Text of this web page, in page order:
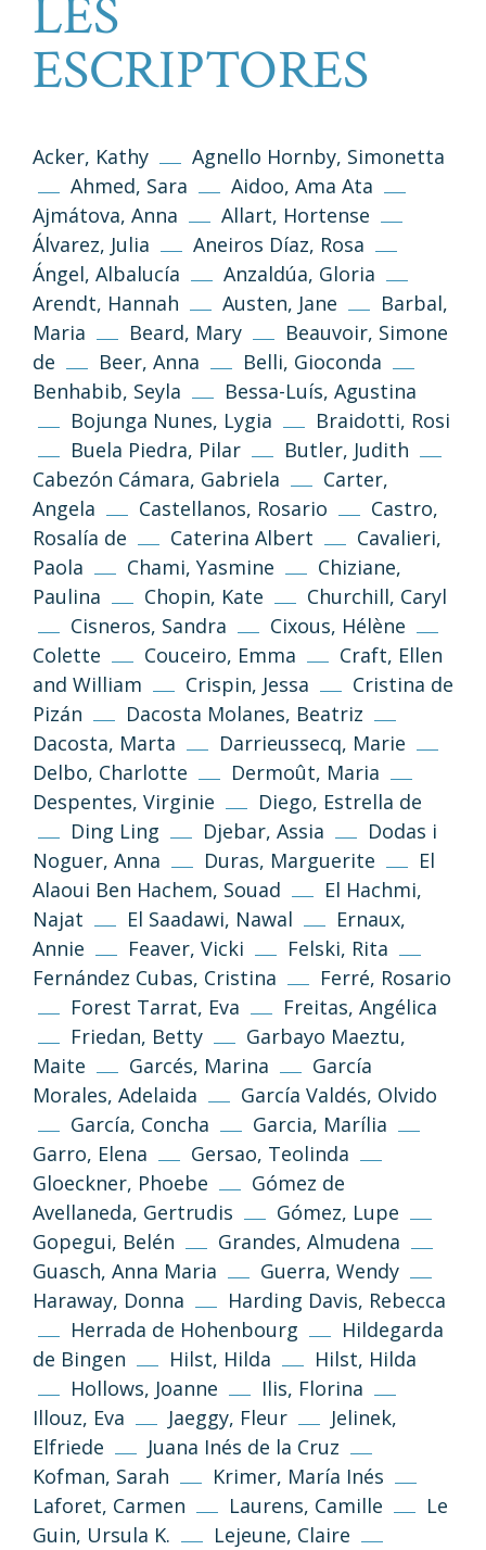
LES
ESCRIPTORES
Acker, Kathy
Agnello Hornby, Simonetta
Ahmed, Sara
Aidoo, Ama Ata
Ajmátova, Anna
Allart, Hortense
Álvarez, Julia
Aneiros Díaz, Rosa
Ángel, Albalucía
Anzaldúa, Gloria
Arendt, Hannah
Austen, Jane
Barbal,
Maria
Beard, Mary
Beauvoir, Simone
de
Beer, Anna
Belli, Gioconda
Benhabib, Seyla
Bessa-Luís, Agustina
Bojunga Nunes, Lygia
Braidotti, Rosi
Buela Piedra, Pilar
Butler, Judith
Cabezón Cámara, Gabriela
Carter,
Angela
Castellanos, Rosario
Castro,
Rosalía de
Caterina Albert
Cavalieri,
Paola
Chami, Yasmine
Chiziane,
Paulina
Chopin, Kate
Churchill, Caryl
Cisneros, Sandra
Cixous, Hélène
Colette
Couceiro, Emma
Craft, Ellen
and William
Crispin, Jessa
Cristina de
Pizán
Dacosta Molanes, Beatriz
Dacosta, Marta
Darrieussecq, Marie
Delbo, Charlotte
Dermoût, Maria
Despentes, Virginie
Diego, Estrella de
Ding Ling
Djebar, Assia
Dodas i
Noguer, Anna
Duras, Marguerite
El
Alaoui Ben Hachem, Souad
El Hachmi,
Najat
El Saadawi, Nawal
Ernaux,
Annie
Feaver, Vicki
Felski, Rita
Fernández Cubas, Cristina
Ferré, Rosario
Forest Tarrat, Eva
Freitas, Angélica
Friedan, Betty
Garbayo Maeztu,
Maite
Garcés, Marina
García
Morales, Adelaida
García Valdés, Olvido
García, Concha
Garcia, Marília
Garro, Elena
Gersao, Teolinda
Gloeckner, Phoebe
Gómez de
Avellaneda, Gertrudis
Gómez, Lupe
Gopegui, Belén
Grandes, Almudena
Guasch, Anna Maria
Guerra, Wendy
Haraway, Donna
Harding Davis, Rebecca
Herrada de Hohenbourg
Hildegarda
de Bingen
Hilst, Hilda
Hilst, Hilda
Hollows, Joanne
Ilis, Florina
Illouz, Eva
Jaeggy, Fleur
Jelinek,
Elfriede
Juana Inés de la Cruz
Kofman, Sarah
Krimer, María Inés
Laforet, Carmen
Laurens, Camille
Le
Guin, Ursula K.
Lejeune, Claire